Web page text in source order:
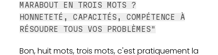
MARABOUT EN TROIS MOTS ?
HONNETETÉ, CAPACITÉS, COMPÉTENCE À
RÉSOUDRE TOUS VOS PROBLÈMES"
Bon, huit mots, trois mots, c'est pratiquement la